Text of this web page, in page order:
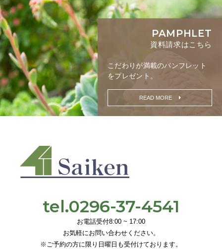
PAMPHLET
資料請求はこちら
こだわりが満載のパンフレット
をプレゼント。
READ MORE
tel.0296-37-4541
お電話受付8:00 ~ 17:00
お気軽にお問い合わせください。
※ご予約の方に限り日曜日も受付けております。